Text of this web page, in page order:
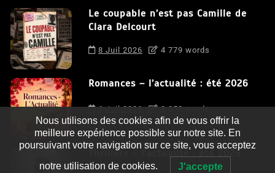
Le coupable n’est pas Camille de
Clara Delcourt
8 Juil 2026 4 779 words
Romances – l’actualité : été 2026
6 Juil 2026 3 052 words
Thrillers – l’actualité : été 2026
Nous utilisons des cookies afin de vous offrir la
meilleure expérience possible sur notre site. En
poursuivant votre navigation sur ce site, vous acceptez
notre utilisation de cookies. J'accepte